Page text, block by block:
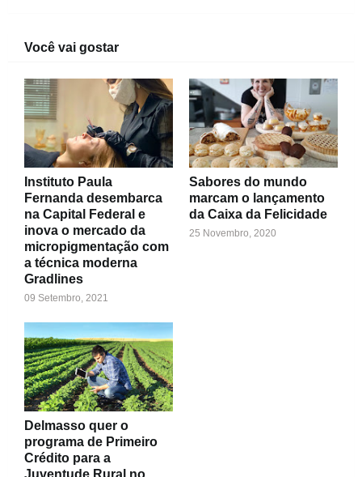
Você vai gostar
Instituto Paula
Fernanda desembarca
na Capital Federal e
inova o mercado da
micropigmentação com
a técnica moderna
Gradlines
09 Setembro, 2021
Sabores do mundo
marcam o lançamento
da Caixa da Felicidade
25 Novembro, 2020
Delmasso quer o
programa de Primeiro
Crédito para a
Juventude Rural no